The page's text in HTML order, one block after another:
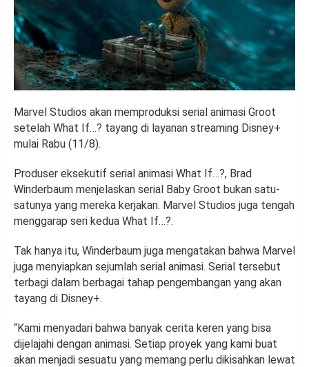
Marvel Studios akan memproduksi serial animasi Groot
setelah What If…? tayang di layanan streaming Disney+
mulai Rabu (11/8).
Produser eksekutif serial animasi What If…?, Brad
Winderbaum menjelaskan serial Baby Groot bukan satu-
satunya yang mereka kerjakan. Marvel Studios juga tengah
menggarap seri kedua What If…?.
Tak hanya itu, Winderbaum juga mengatakan bahwa Marvel
juga menyiapkan sejumlah serial animasi. Serial tersebut
terbagi dalam berbagai tahap pengembangan yang akan
tayang di Disney+.
“Kami menyadari bahwa banyak cerita keren yang bisa
dijelajahi dengan animasi. Setiap proyek yang kami buat
akan menjadi sesuatu yang memang perlu dikisahkan lewat